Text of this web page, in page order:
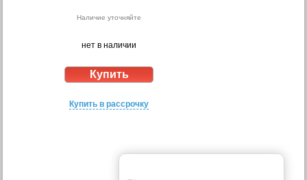
Наличие уточняйте
нет в наличии
Купить в рассрочку